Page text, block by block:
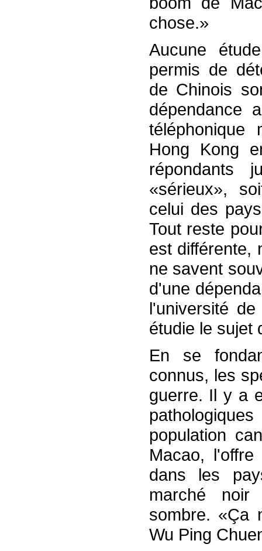
chose.»
Aucune
permis de
de Chinois
dépendance
Hong Kong
répondants
«sérieux»,
celui des
Tout reste
est différente,
ne savent
d'une
l'université
étudie le sujet
En se
connus, les
guerre. Il y a
population
Macao,
dans les
marché noir
sombre. «Ça
Wu Ping